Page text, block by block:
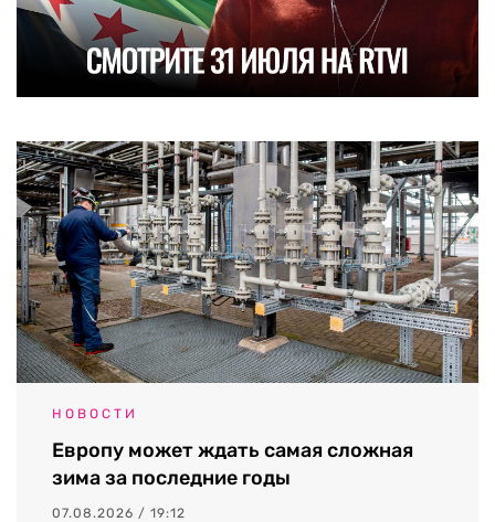
НОВОСТИ
Европу может ждать самая сложная
зима за последние годы
07.08.2026 / 19:12